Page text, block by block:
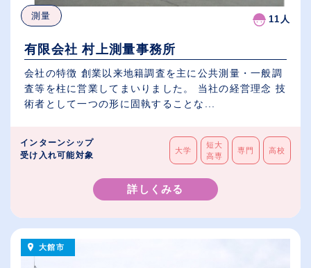
測量 11人
有限会社 村上測量事務所
会社の特徴 創業以来地籍調査を主に公共測量・一般調
査等を柱に営業してまいりました。 当社の経営理念 技
術者として一つの形に固執することな...
インターンシップ
受け入れ可能対象
大学
短大
高専
専門 高校
詳しくみる
大館市